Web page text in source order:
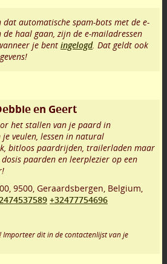
dat automatische spam-bots met de e-
haal gaan, zijn de e-mailadressen
je bent ingelogd. Dat geldt ook
en Geert
het stallen van je paard in
veulen, lessen in natural
bitloos paardrijden, trailerladen maar
paarden en leerplezier op een
, 9500, Geraardsbergen, Belgium,
+32477754696
Importeer dit in de contactenlijst van je